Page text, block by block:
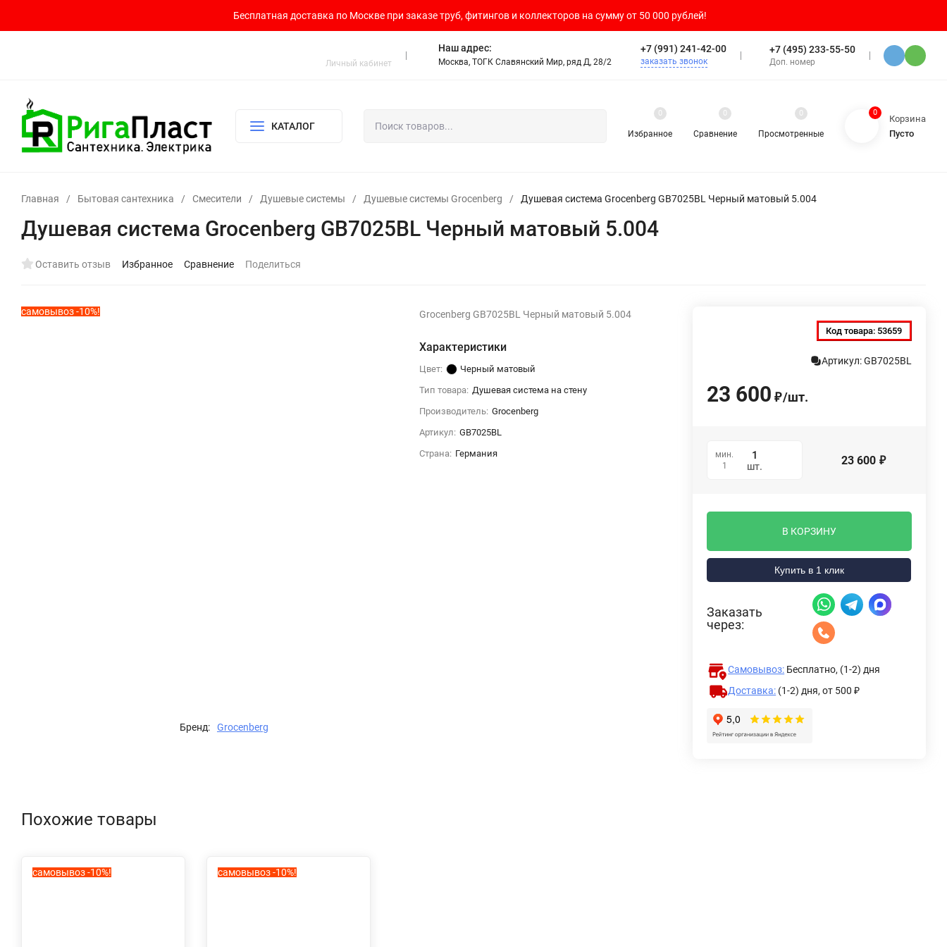
Бесплатная доставка по Москве при заказе труб, фитингов и коллекторов на сумму от 50 000 рублей!
Личный кабинет
Наш адрес:
Москва, ТОГК Славянский Мир, ряд Д, 28/2
+7 (991) 241-42-00
заказать звонок
+7 (495) 233-55-50
Доп. номер
КАТАЛОГ
Избранное
0
Сравнение
0
Просмотренные
0 0
Корзина
Пусто
Главная / Бытовая сантехника / Смесители / Душевые системы / Душевые системы Grocenberg / Душевая система Grocenberg GB7025BL Черный матовый 5.004
Душевая система Grocenberg GB7025BL Черный матовый 5.004
Оставить отзыв Избранное Сравнение Поделиться
самовывоз -10%!
Бренд: Grocenberg
Grocenberg GB7025BL Черный матовый 5.004
Характеристики
Цвет:
Черный матовый
Тип товара: Душевая система на стену
Производитель: Grocenberg
Артикул: GB7025BL
Страна: Германия
Код товара: 53659
Артикул: GB7025BL
23 600 ₽/шт.
мин.
1
шт. 23 600 ₽
В КОРЗИНУ
Купить в 1 клик
Заказать
через:
Самовывоз: Бесплатно, (1-2) дня
Доставка: (1-2) дня,от 500 ₽
Похожие товары
самовывоз -10%! самовывоз -10%!